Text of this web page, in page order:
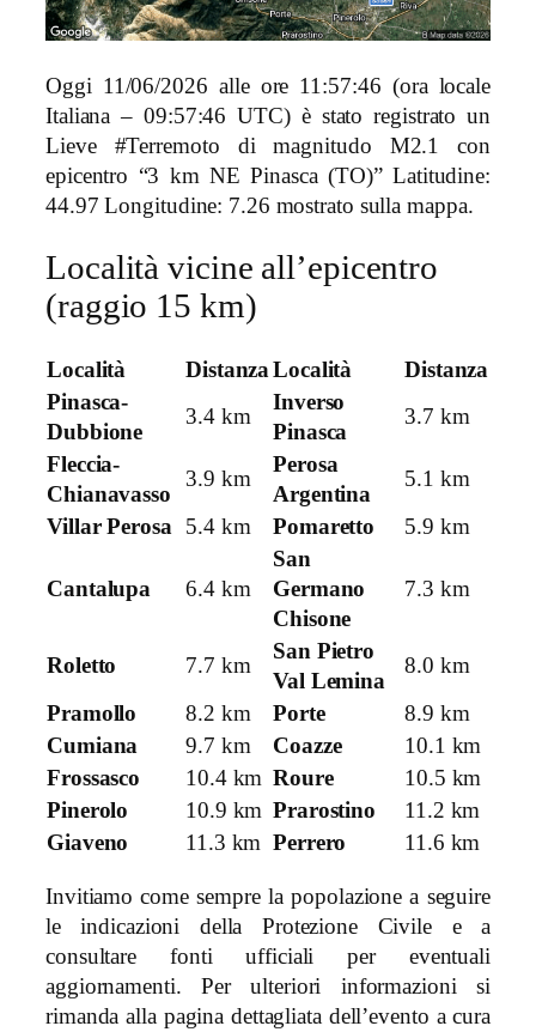
Oggi 11/06/2026 alle ore 11:57:46 (ora locale
Italiana – 09:57:46 UTC) è stato registrato un
Lieve #Terremoto di magnitudo M2.1 con
epicentro “3 km NE Pinasca (TO)” Latitudine:
44.97 Longitudine: 7.26 mostrato sulla mappa.
Località vicine all’epicentro
(raggio 15 km)
Località DistanzaLocalità
Distanza
Pinasca-
Dubbione
3.4 km
Inverso
Pinasca
3.7 km
Fleccia-
Chianavasso
3.9 km
Perosa
Argentina
5.1 km
Villar Perosa
5.4 km Pomaretto 5.9 km
Cantalupa 6.4 km
San
Germano
Chisone
7.3 km
Roletto 7.7 km
San Pietro
Val Lemina
8.0 km
Pramollo
8.2 km Porte
8.9 km
Cumiana
9.7 km Coazze
10.1 km
Frossasco
10.4 km Roure
10.5 km
Pinerolo
10.9 km Prarostino
11.2 km
Giaveno
11.3 km Perrero 11.6 km
Invitiamo come sempre la popolazione a seguire
le indicazioni della Protezione Civile e a
consultare fonti ufficiali per eventuali
aggiornamenti. Per ulteriori informazioni si
rimanda alla pagina dettagliata dell’evento a cura